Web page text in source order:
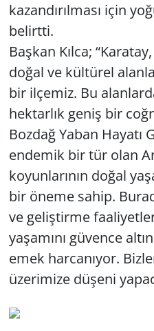
kazandırılması için
belirtti.
Başkan Kılca;
doğal ve kültürel
bir ilçemiz. Bu
hektarlık geniş bir
Bozdağ Yaban Hayatı
endemik bir tür olan
koyunlarının doğal
bir öneme sahip.
ve geliştirme
yaşamını güvence
emek harcanıyor.
üzerimize düşeni